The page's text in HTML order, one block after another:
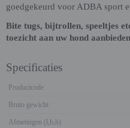
goedgekeurd voor ADBA sport
Bite tugs, bijtrollen, speeltjes
toezicht aan uw hond
Specificaties
Productcode
Bruto gewicht
Afmetingen (l,b,h)